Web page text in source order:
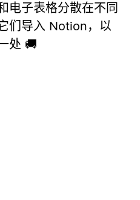
电子表格分散在不同
们导入 Notion，以
处 🚚